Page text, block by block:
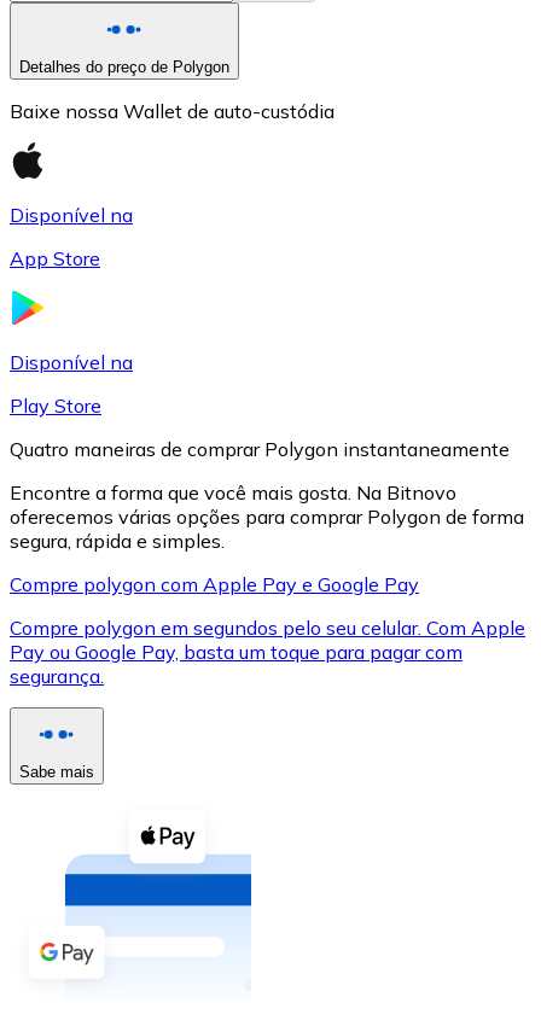
XRP
XRP
Ver tudo
Cupons cripto
Compre criptomoedas com dinheiro e outros
Comprar com dinheiro
Transferência SEPA
Detalhes do preço de Polygon
Baixe nossa Wallet de auto-custódia
Disponível na
App Store
Disponível na
Play Store
Quatro maneiras de comprar Polygon instantaneamente
Encontre a forma que você mais gosta. Na Bitnovo
oferecemos várias opções para comprar Polygon de forma
segura, rápida e simples.
Compre polygon com Apple Pay e Google Pay
Compre polygon em segundos pelo seu celular. Com Apple
Pay ou Google Pay, basta um toque para pagar com
segurança.
Sabe mais